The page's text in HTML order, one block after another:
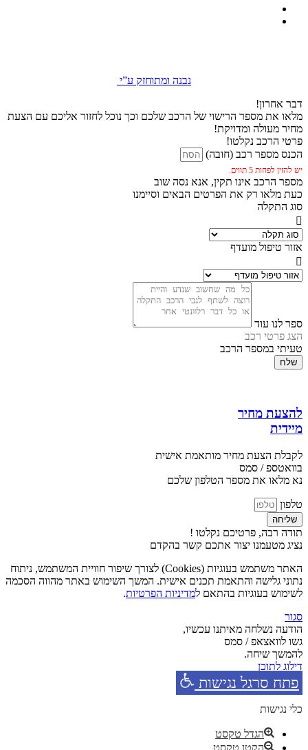
נבנה ומתוחזק ע”י
דבר אחרון!
מלאו את מספר הרישוי של הרכב שלכם וכך נוכל לחזור אליכם עם הצעת
מחיר מעולה ומדויקת!
פרטי הרכב נקלטו!
הכנס מספר רכב (חובה)
יש להזין לפחות 5 תווים.
מספר הרכב אינו תקין, אנא נסה שוב
כעת מלאו רק את הפרטים הבאים וסיימנו
סוג התקלה
אזור טיפול מועדף
ספר לנו עוד
הצג פרטי רכב
טעיתי במספר הרכב
שלח
להצעת מחיר
מיידית
לקבלת הצעת מחיר מותאמת אישית
בוואטספ / סמס
נא מלאו את מספר הטלפון שלכם
טלפון
שליחה
תודה רבה, פרטיכם נקלטו !
נציג מטעמנו יצור אתכם קשר בהקדם
האתר משתמש בעוגיות (Cookies) לצורך שיפור חוויית המשתמש, ניתוח
נתוני גלישה והתאמת תכנים אישית. המשך השימוש באתר מהווה הסכמה
לשימוש בעוגיות בהתאם למדיניות הפרטיות.
סגור
הודעה נשלחה מאיתנו עכשיו,
גשו לוואצאפ / סמס
להמשך שיחה.
דילוג לתוכן
פתח סרגל נגישות
כלי נגישות
הגדל טקסט
הקטן טקסט